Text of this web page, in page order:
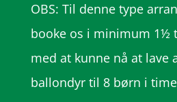
OBS: Til denne type
booke os i minimum 1½
med at kunne nå at lave
ballondyr til 8 børn i